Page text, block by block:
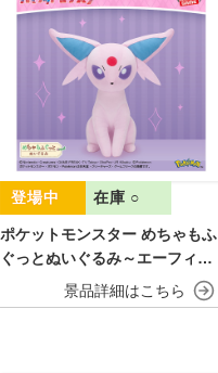
ポケットモンスター めちゃもふ
ぐっとぬいぐるみ～エーフィ－
在庫 ○